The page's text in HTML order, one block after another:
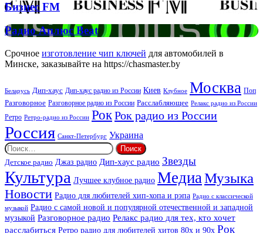
Бизнес
Бизнес FM
Радио
Аплюс
Beat
Радио Аплюс Beat
Срочное изготовление чип ключей для автомобилей в
Минске, заказывайте на https://chasmaster.by
Беларусь Дип-хаус Дип-хаус радио из России Киев Клубное Москва Поп
Разговорное Разговорное радио из России Расслабляющее Релакс радио из России
Ретро Ретро-радио из России РокРок радио из России
Россия Санкт-Петербург Украина
Найти:
Детское радио Джаз радио Дип-хаус радио Звезды
Культура Лучшее клубное радио МедиаМузыка
Новости Радио для любителей хип-хопа и рэпа Радио с классической
музыкой Радио с самой новой и популярной отечественной и западной
музыкой Разговорное радио Релакс радио для тех, кто хочет
расслабиться Ретро радио для любителей хитов 80х и 90х Рок